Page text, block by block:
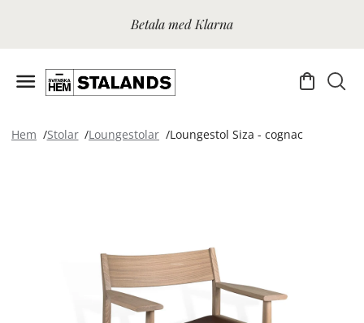
Betala med Klarna
Hem Stolar Loungestolar Loungestol Siza - cognac